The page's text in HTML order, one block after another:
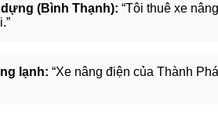
(Bình Thạnh): “Tôi thuê xe
lạnh: “Xe nâng điện của Thành